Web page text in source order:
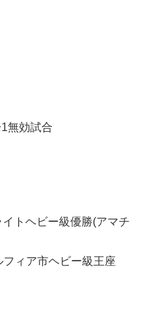
無効試合
トヘビー級優勝(アマチ
ィア市ヘビー級王座